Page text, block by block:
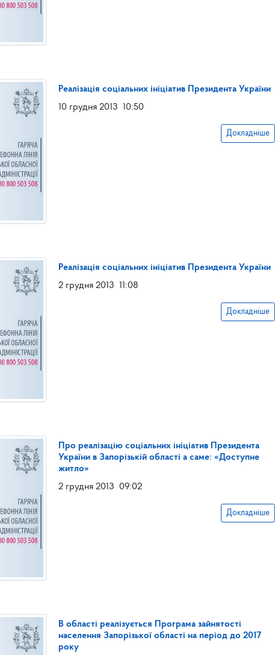
Реалізація соціальних ініціатив Президента України
10 грудня 2013 10:50
Докладніше
Реалізація соціальних ініціатив Президента України
2 грудня 2013 11:08
Докладніше
Про реалізацію соціальних ініціатив Президента
України в Запорізькій області а саме: «Доступне
житло»
2 грудня 2013 09:02
Докладніше
В області реалізується Програма зайнятості
населення Запорізької області на період до 2017
року